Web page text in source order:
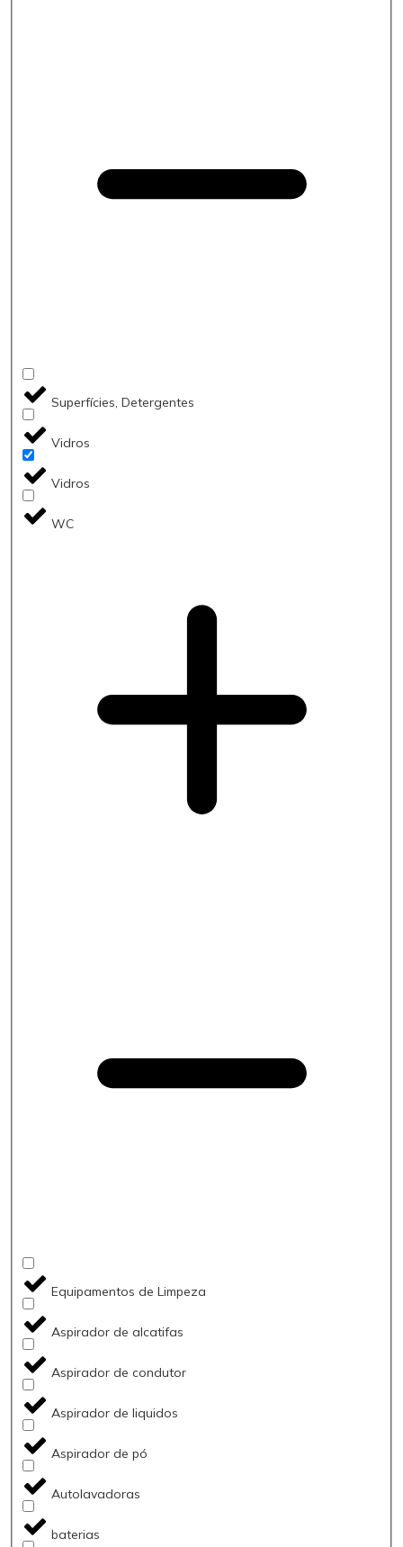
Superfícies, Detergentes
Vidros
Vidros
WC
Equipamentos de Limpeza
Aspirador de alcatifas
Aspirador de condutor
Aspirador de liquidos
Aspirador de pó
Autolavadoras
baterias